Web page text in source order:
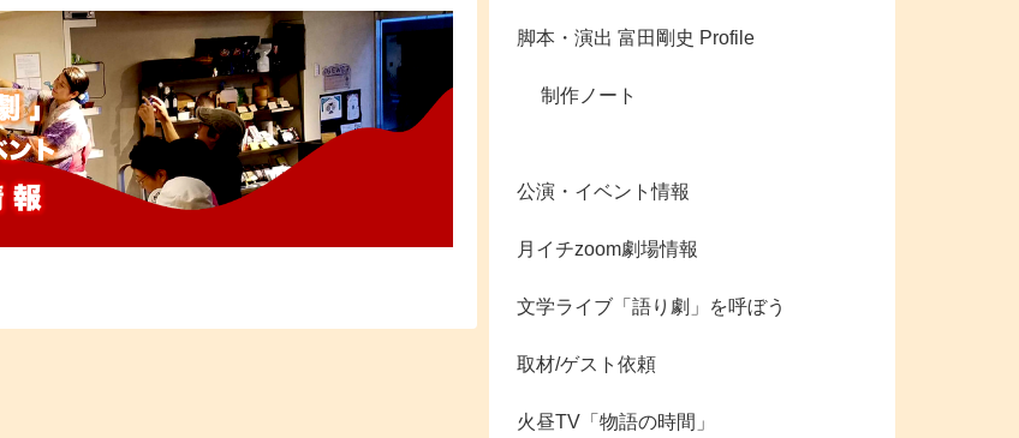
脚本・演出 富田剛史 Profile
制作ノート
公演・イベント情報
月イチzoom劇場情報
文学ライブ「語り劇」を呼ぼう
取材/ゲスト依頼
火昼TV「物語の時間」